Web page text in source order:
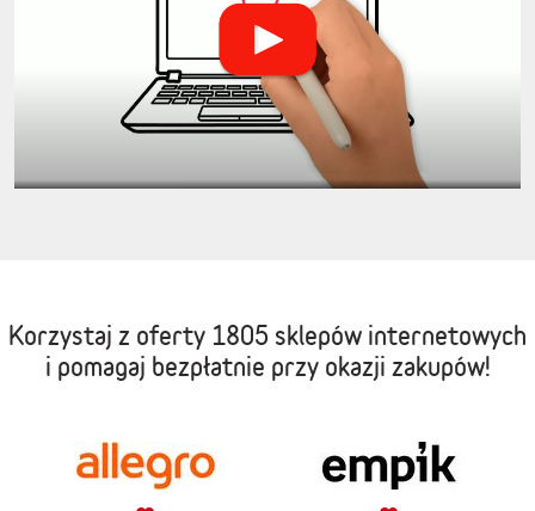
Korzystaj z oferty 1805 sklepów internetowych
i pomagaj bezpłatnie przy okazji zakupów!